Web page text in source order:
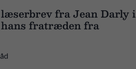
læserbrev fra Jean Darly i
hans fratræden fra